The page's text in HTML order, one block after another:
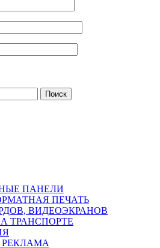
ПАНЕЛИ
ПЕЧАТЬ
ВИДЕОЭКРАНОВ
ТРАНСПОРТЕ